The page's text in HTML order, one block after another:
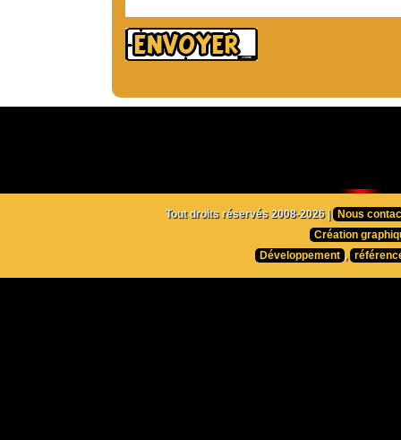
Tout droits réservés 2008-2026 |
Nous
Création
Développement ,